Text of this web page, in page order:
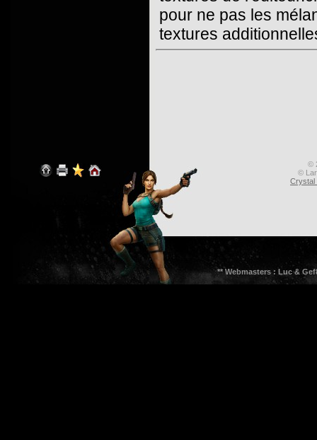
pour ne pas les
textures
©
©
Crystal
** Webmasters : Luc &